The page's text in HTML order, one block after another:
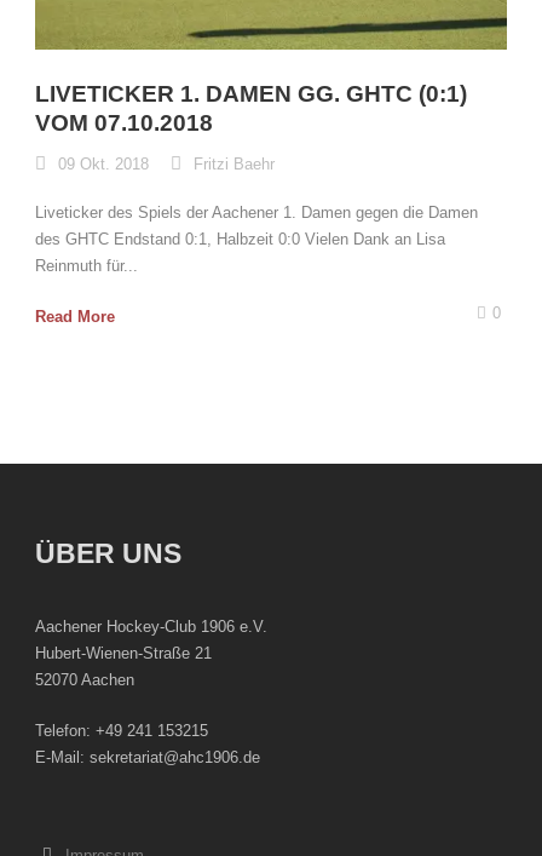
LIVETICKER 1. DAMEN GG. GHTC (0:1)
VOM 07.10.2018
09 Okt. 2018 Fritzi Baehr
Liveticker des Spiels der Aachener 1. Damen gegen die Damen
des GHTC Endstand 0:1, Halbzeit 0:0 Vielen Dank an Lisa
Reinmuth für...
Read More 0
ÜBER UNS
Aachener Hockey-Club 1906 e.V.
Hubert-Wienen-Straße 21
52070 Aachen
Telefon: +49 241 153215
E-Mail: sekretariat@ahc1906.de